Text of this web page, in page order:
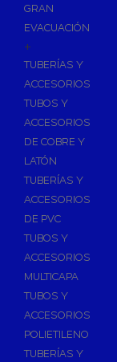
GRAN
EVACUACIÓN
+
TUBERÍAS Y
ACCESORIOS
TUBOS Y
ACCESORIOS
DE COBRE Y
LATÓN
TUBERÍAS Y
ACCESORIOS
DE PVC
TUBOS Y
ACCESORIOS
MULTICAPA
TUBOS Y
ACCESORIOS
POLIETILENO
TUBERÍAS Y